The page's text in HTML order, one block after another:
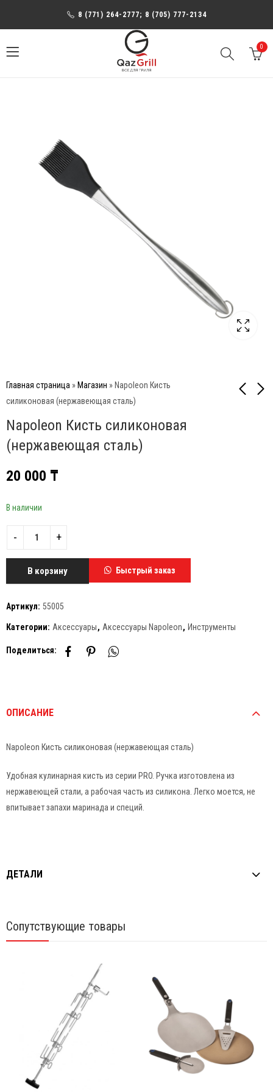
8 (771) 264-2777; 8 (705) 777-2134
0
Главная страница » Магазин » Napoleon Кисть
силиконовая (нержавеющая сталь)
Napoleon Кисть силиконовая
(нержавеющая сталь)
Napoleon Скребок для
20 000 ₸
В наличии
В корзину Быстрый заказ
Артикул: 55005
Категории: Аксессуары, Аксессуары Napoleon, Инструменты
Поделиться:
ОПИСАНИЕ
Napoleon Кисть силиконовая (нержавеющая сталь)
Удобная кулинарная кисть из серии PRO. Ручка изготовлена из
нержавеющей стали, а рабочая часть из силикона. Легко моется, не
впитывает запахи маринада и специй.
ДЕТАЛИ
Сопутствующие товары